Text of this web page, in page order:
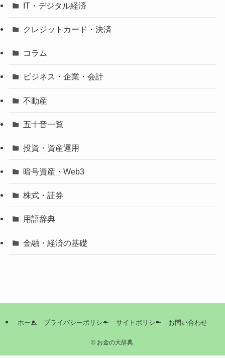
IT・デジタル経済
クレジットカード・決済
コラム
ビジネス・企業・会計
不動産
五十音一覧
投資・資産運用
暗号資産・Web3
株式・証券
用語辞典
金融・経済の基礎
ホーム プライバシーポリシー サイトポリシー お問い合わせ
©お金の大辞典.